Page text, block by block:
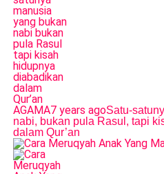
AGAMA7 years agoSatu-
nabi, bukan pula Rasul, tapi
dalam Qur’an